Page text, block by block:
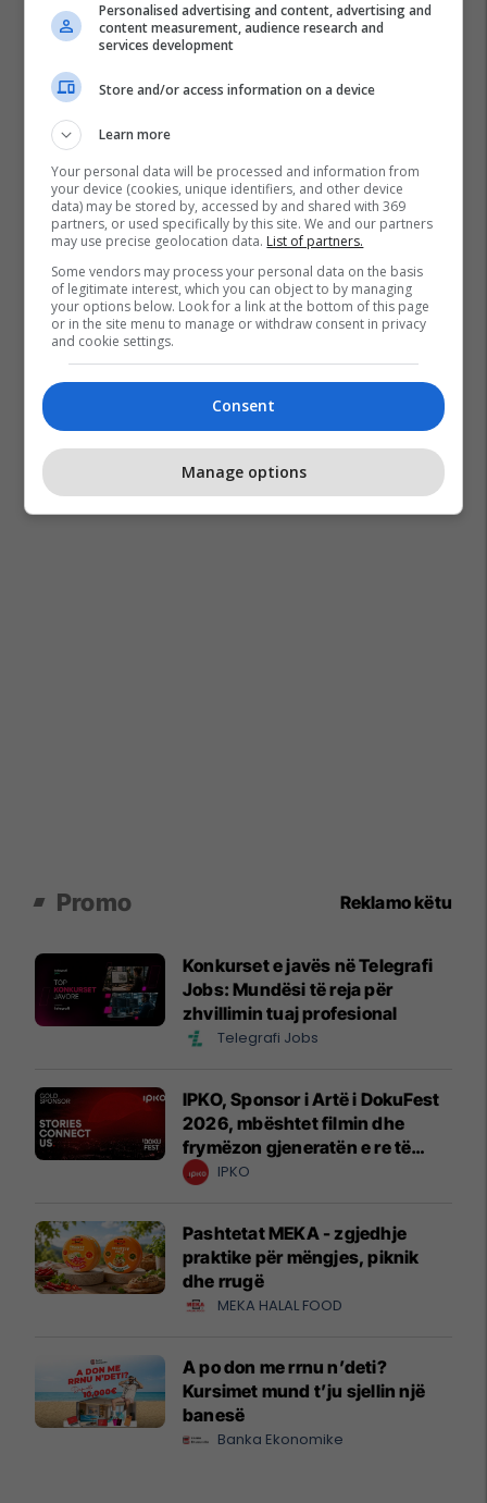
Barcelona La Liga
Promo Reklamo këtu
Konkurset e javës në Telegrafi
Jobs: Mundësi të reja për
zhvillimin tuaj profesional
Telegrafi Jobs
IPKO, Sponsor i Artë i DokuFest
2026, mbështet filmin dhe
frymëzon gjeneratën e re të
krijuesve
IPKO
Pashtetat MEKA - zgjedhje
praktike për mëngjes, piknik
dhe rrugë
MEKA HALAL FOOD
A po don me rrnu n’deti?
Kursimet mund t’ju sjellin një
banesë
Banka Ekonomike
Personalised advertising and content, advertising and
content measurement, audience research and
services development
Store and/or access information on a device
Learn more
Your personal data will be processed and information from
your device (cookies, unique identifiers, and other device
data) may be stored by, accessed by and shared with 369
partners, or used specifically by this site. We and our partners
may use precise geolocation data. List of partners.
Some vendors may process your personal data on the basis
of legitimate interest, which you can object to by managing
your options below. Look for a link at the bottom of this page
or in the site menu to manage or withdraw consent in privacy
and cookie settings.
Consent
Manage options